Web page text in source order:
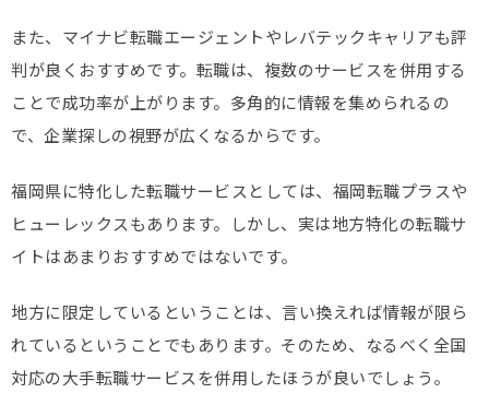
また、マイナビ転職エージェントやレバテックキャリアも評
判が良くおすすめです。転職は、複数のサービスを併用する
ことで成功率が上がります。多角的に情報を集められるの
で、企業探しの視野が広くなるからです。
福岡県に特化した転職サービスとしては、福岡転職プラスや
ヒューレックスもあります。しかし、実は地方特化の転職サ
イトはあまりおすすめではないです。
地方に限定しているということは、言い換えれば情報が限ら
れているということでもあります。そのため、なるべく全国
対応の大手転職サービスを併用したほうが良いでしょう。